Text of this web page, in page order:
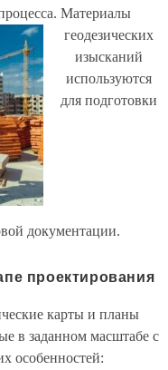
Материалы
геодезических
изысканий
используются
для подготовки
документации.
проектирования
карты и планы
в заданном масштабе с
особенностей: